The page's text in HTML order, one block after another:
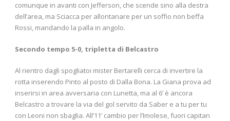
comunque in avanti con Jefferson, che scende sino alla destra
dell’area, ma Sciacca per allontanare per un soffio non beffa
Rossi, mandando la palla in angolo.
Secondo tempo 5-0, tripletta di Belcastro
Al rientro dagli spogliatoi mister Bertarelli cerca di invertire la
rotta inserendo Pinto al posto di Dalla Bona. La Giana prova ad
inserirsi in area avversaria con Lunetta, ma al 6’ è ancora
Belcastro a trovare la via del gol servito da Saber e a tu per tu
con Leoni non sbaglia. All’11’ cambio per l’Imolese, fuori capitan